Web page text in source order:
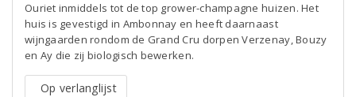
Ouriet inmiddels tot de top grower-champagne huizen. Het
huis is gevestigd in Ambonnay en heeft daarnaast
wijngaarden rondom de Grand Cru dorpen Verzenay, Bouzy
en Ay die zij biologisch bewerken.
Op verlanglijst